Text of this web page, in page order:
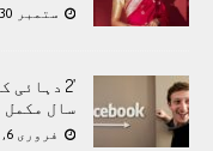
ستمبر 30, 2023
سال مکمل
فروری 6, 2024